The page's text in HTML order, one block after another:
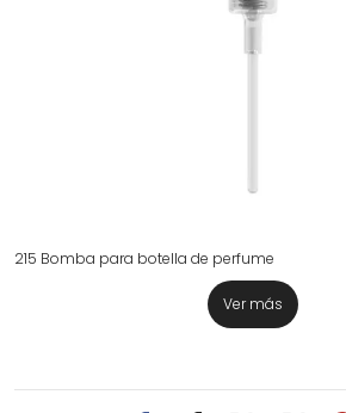
215 Bomba para botella de perfume
Ver más